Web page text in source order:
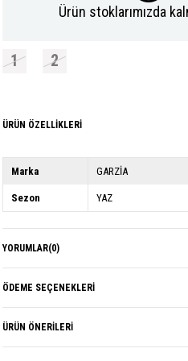
Ürün stoklarımızda
1 2
ÜRÜN ÖZELLIKLERI
Marka GARZİA
Sezon YAZ
YORUMLAR(0)
ÖDEME SEÇENEKLERI
ÜRÜN ÖNERILERI